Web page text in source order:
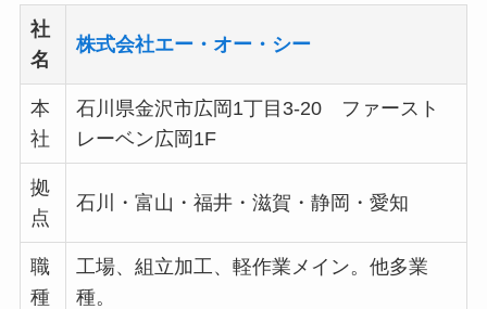
社
名
株式会社エー・オー・シー
本
社
石川県金沢市広岡1丁目3-20 ファースト
レーベン広岡1F
拠
点
石川・富山・福井・滋賀・静岡・愛知
職
種
工場、組立加工、軽作業メイン。他多業
種。